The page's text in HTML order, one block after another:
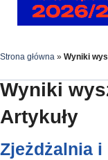
Strona główna » Wyniki
Wyniki
Artykuły
Zjeżdżalnia